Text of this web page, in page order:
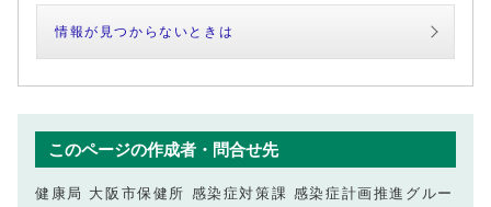
情報が見つからないときは
このページの作成者・問合せ先
健康局 大阪市保健所 感染症対策課 感染症計画推進グルー